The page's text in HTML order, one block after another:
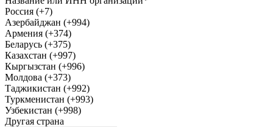
Россия (+7)
Азербайджан (+994)
Армения (+374)
Беларусь (+375)
Казахстан (+997)
Кыргызстан (+996)
Молдова (+373)
Таджикистан (+992)
Туркменистан (+993)
Узбекистан (+998)
Другая страна